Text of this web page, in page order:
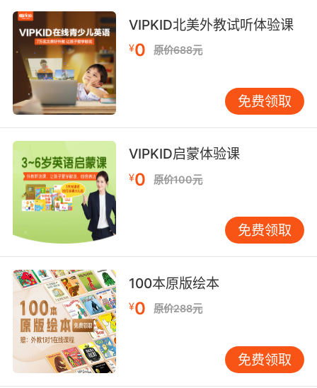
能让刘涛亲自点赞 的神秘“六一”礼物
VIPKID北美外教试听体验课
¥0 原价688元
免费领取
VIPKID启蒙体验课
¥0 原价100元
免费领取
100本原版绘本
¥0 原价288元
免费领取